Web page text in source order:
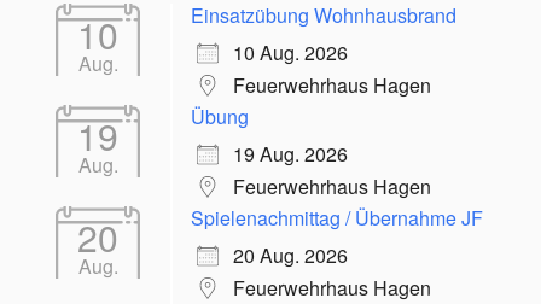
10
Aug.
Einsatzübung Wohnhausbrand
10 Aug. 2026
Feuerwehrhaus Hagen
19
Aug.
Übung
19 Aug. 2026
Feuerwehrhaus Hagen
20
Aug.
Spielenachmittag / Übernahme JF
20 Aug. 2026
Feuerwehrhaus Hagen